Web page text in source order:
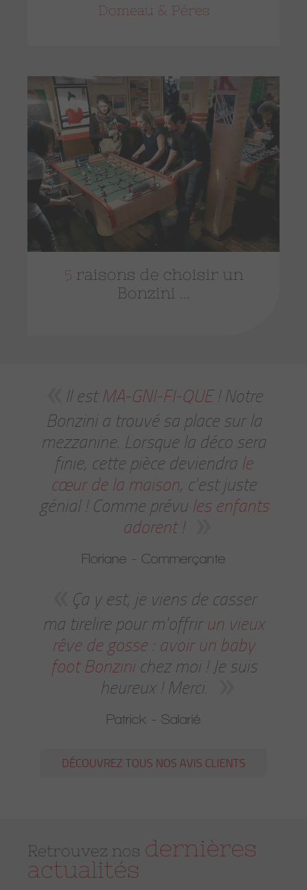
Domeau & Péres
5 raisons de choisir un
Bonzini ...
Il estMA-GNI-FI-QUE! Notre
Bonzini a trouvé sa place sur la
mezzanine. Lorsque la déco sera
finie, cette pièce deviendra le
cœur de la maison, c'est juste
génial ! Comme prévu les enfants
adorent!
Floriane - Commerçante
Ça y est, je viens de casser
ma tirelire pour m'offrir un vieux
rêve de gosse : avoir un baby
foot Bonzinichez moi ! Je suis
heureux ! Merci.
Patrick - Salarié
DÉCOUVREZ TOUS NOS AVIS CLIENTS
Retrouvez nos dernières
actualités